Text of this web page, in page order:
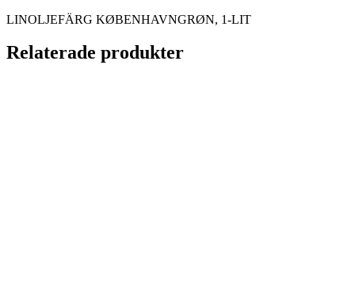
LINOLJEFÄRG KØBENHAVNGRØN, 1-LIT
Relaterade produkter